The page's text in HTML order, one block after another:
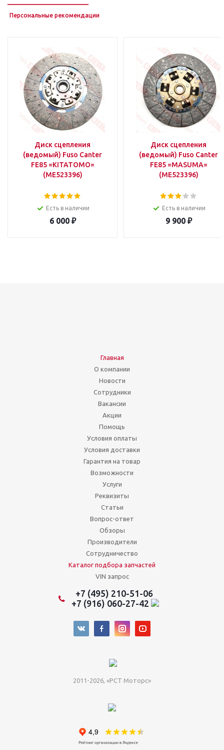
Персональные рекомендации
Диск сцепления
(ведомый) Fuso Canter
FE85 =KITATOMO=
(ME523396)
Есть в наличии
6 000₽
Диск сцепления
(ведомый) Fuso Canter
FE85 =MASUMA=
(ME523396)
Есть в наличии
9 900₽
Главная
О компании
Новости
Сотрудники
Вакансии
Акции
Помощь
Условия оплаты
Условия доставки
Гарантия на товар
Возможности
Услуги
Реквизиты
Статьи
Вопрос-ответ
Обзоры
Производители
Сотрудничество
Каталог подбора запчастей
VIN запрос
+7 (495) 210-51-06
+7 (916) 060-27-42
2011-2026, «РСТ Моторс»